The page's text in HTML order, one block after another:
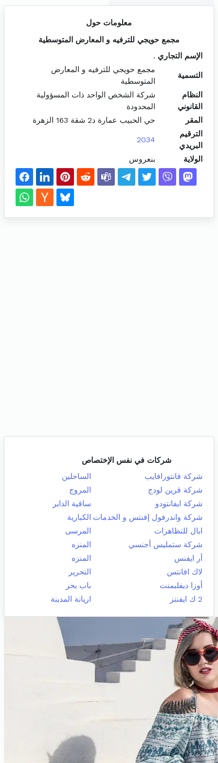
معلومات حول
مجمع حويجي للترفيه و المعارض المتوسطية
الإسم التجاري .
التسمية
مجمع حويجي للترفيه و المعارض
المتوسطية
النظام
القانوني
شركة الشخص الواحد ذات المسؤولية
المحدودة
المقر
حي الحبيب عمارة د2 شقة 163 الزهرة
الترقيم
البريدي
2034
الولاية بنعروس
شركات في نفس الإختصاص
شركة فانتورافايب
الساحلين
شركة قرين لودج
المروج
شركة ايفانتودو
ساقية الداير
شركة واندرفول إفنتس و الخدمات الكبارية
ابال للتظاهرات
المرسى
شركة ستمليس أجنسي
المنزه
أر ايفنس
المنزه
لاك افانتس
التحرير
أوزا ديفلبمنت
باب بحر
2 ك ايفنتز
اريانة المدينة